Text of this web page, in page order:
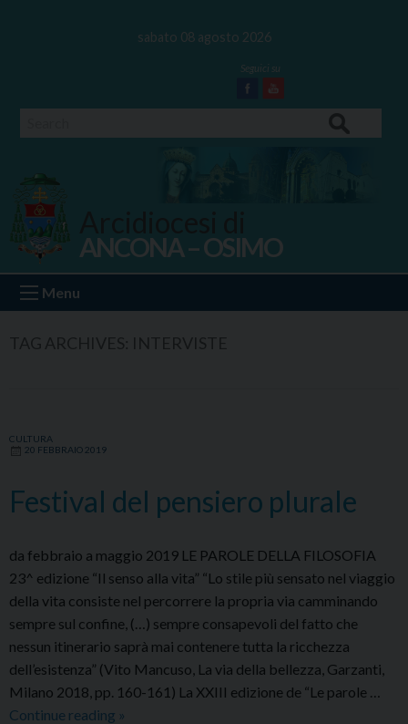
sabato 08 agosto 2026
Facebook
Youtube
Ancona Osimo
ANCONA – OSIMO
Menu
CULTURA
20 FEBBRAIO 2019
Festival del pensiero plurale
da febbraio a maggio 2019 LE PAROLE DELLA FILOSOFIA
23^ edizione “Il senso alla vita” “Lo stile più sensato nel viaggio
della vita consiste nel percorrere la propria via camminando
sempre sul confine, (…) sempre consapevoli del fatto che
nessun itinerario saprà mai contenere tutta la ricchezza
dell’esistenza” (Vito Mancuso, La via della bellezza, Garzanti,
Milano 2018, pp. 160-161) La XXIII edizione de “Le parole …
Continue reading Festival
»